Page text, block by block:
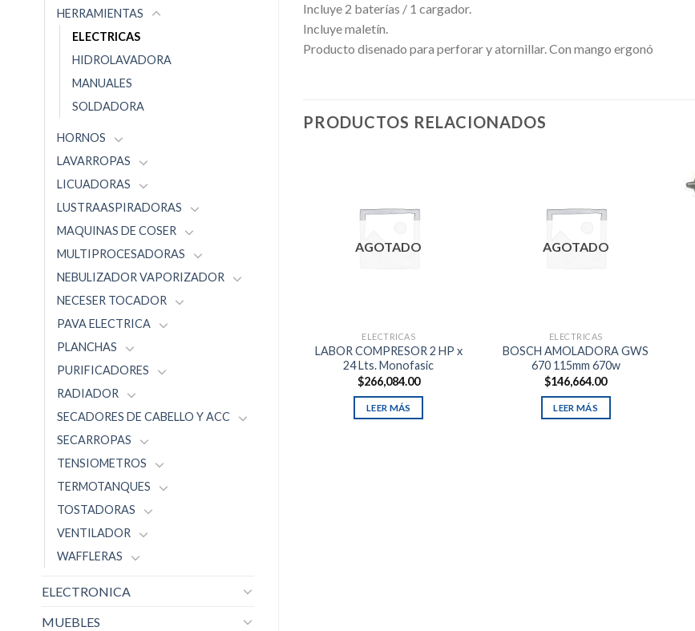
HERRAMIENTAS
ELECTRICAS
HIDROLAVADORA
MANUALES
SOLDADORA
HORNOS
LAVARROPAS
LICUADORAS
LUSTRAASPIRADORAS
MAQUINAS DE COSER
MULTIPROCESADORAS
NEBULIZADOR VAPORIZADOR
NECESER TOCADOR
PAVA ELECTRICA
PLANCHAS
PURIFICADORES
RADIADOR
SECADORES DE CABELLO Y ACC
SECARROPAS
TENSIOMETROS
TERMOTANQUES
TOSTADORAS
VENTILADOR
WAFFLERAS
ELECTRONICA
MUEBLES
Incluye 2 baterías / 1 cargador.
Incluye maletín.
Producto disenado para perforar y atornillar. Con mango ergonó
PRODUCTOS RELACIONADOS
AGOTADO
ELECTRICAS
LABOR COMPRESOR 2 HP x
24 Lts. Monofasic
$266,084.00
LEER MÁS
AGOTADO
ELECTRICAS
BOSCH AMOLADORA GWS
670 115mm 670w
$146,664.00
LEER MÁS